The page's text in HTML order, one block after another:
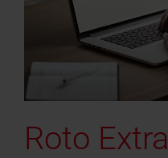
Roto Extra